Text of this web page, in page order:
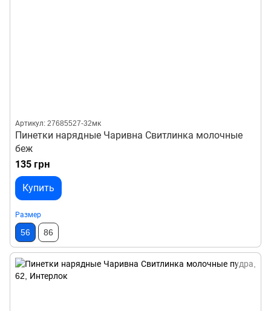
Артикул: 27685527-32мк
Пинетки нарядные Чаривна Свитлинка молочные
беж
135 грн
Купить
Размер
56 86